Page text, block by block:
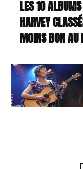
LES 10
HARVEY
MOINS BON AU